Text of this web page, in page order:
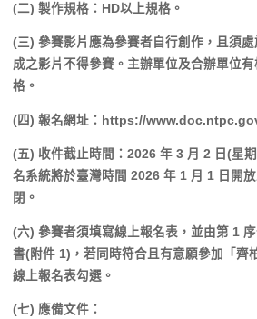
(二) 製作規格：HD以上規格。
(三) 參賽影片應為參賽者自行創作，且須
成之影片不得參賽。主辦單位及合辦單位
格。
(四) 報名網址：https://
(五) 收件截止時間：2026 年 3 月 2 日(星
名系統將於臺灣時間 2026 年 1 月 1 日開
閉。
(六) 參賽者須填寫線上報名表，並由第 1
書(附件 1)，若同時符合且有意願參加「齊
線上報名表勾選。
(七) 應備文件：